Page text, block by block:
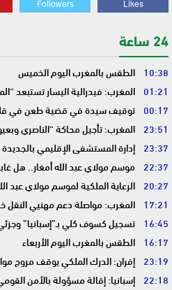
Likes
Followers
24 ساعة
10:38 الطقس بالمغرب اليوم الخميس
01:21 المغرب: فيدرالية اليسار تستبعد
00:17 توقيف سيدة في قضية طعن في قلب
23:51 المغرب: تأجيل محاكة “الناصري
23:37 إدارة المستشفى الإقليمي
22:37 موسم مولاي عبد الله أمغار.. هل
20:27 الرعاية الملكية لموسم مولاي عبد
17:21 المغرب: مواصلة دعم مهنيي النقل
16:45 تسجيل كسوف كلي بـ”إسبانيا”
16:17 الطقس بالمغرب اليوم الأربعاء
23:19 إفران: الدرك الملكي يوقف مروج
22:18 إسبانيا: إقالة مسؤولة بالأمن